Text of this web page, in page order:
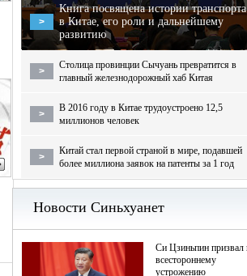
>
Книга посвящена истории транспорта
в Китае, его роли и дальнейшему
развитию
>
Столица провинции Сычуань превратится в
главный железнодорожный хаб Китая
>
В 2016 году в Китае трудоустроено 12,5
миллионов человек
>
Китай стал первой страной в мире, подавшей
более миллиона заявок на патенты за 1 год